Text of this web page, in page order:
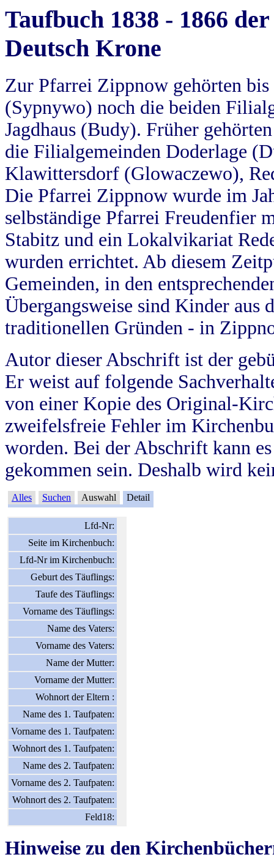
Taufbuch 1838 - 1866
Deutsch Krone
Zur Pfarrei Zippnow gehörten
(Sypnywo) noch die beiden
Jagdhaus (Budy). Früher
die Filialgemeinden Doderlage
Klawittersdorf (Glowaczewo),
Die Pfarrei Zippnow wurde im
selbständige Pfarrei Freudenfier
Stabitz und ein Lokalvikariat
wurden errichtet. Ab diesem
Gemeinden, in den
Übergangsweise sind Kinder aus
traditionellen Gründen - in
Autor dieser Abschrift ist der
Er weist auf folgende
von einer Kopie des Original-
zweifelsfreie Fehler im
worden. Bei der Abschrift kann
gekommen sein. Deshalb wird
Alles Suchen Auswahl Detail
Lfd-Nr:
Seite im Kirchenbuch:
Lfd-Nr im Kirchenbuch:
Geburt des Täuflings:
Taufe des Täuflings:
Vorname des Täuflings:
Name des Vaters:
Vorname des Vaters:
Name der Mutter:
Vorname der Mutter:
Wohnort der Eltern :
Name des 1. Taufpaten:
Vorname des 1. Taufpaten:
Wohnort des 1. Taufpaten:
Name des 2. Taufpaten:
Vorname des 2. Taufpaten:
Wohnort des 2. Taufpaten:
Feld18:
Hinweise zu den